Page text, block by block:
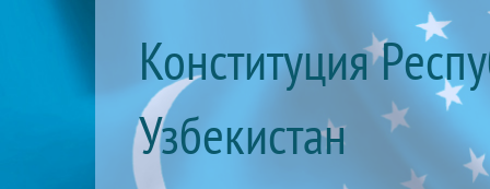
Конституция
Узбекистан